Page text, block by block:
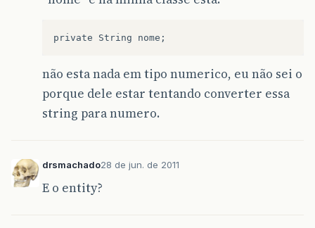
não esta nada em tipo numerico, eu não sei o
porque dele estar tentando converter essa
string para numero.
drsmachado28 de jun. de 2011
E o entity?